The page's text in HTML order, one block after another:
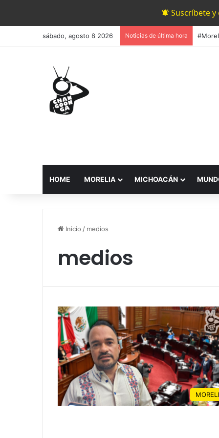
Suscríbete
sábado, agosto 8 2026 Noticias de última hora
HOME MORELIA MICHOACÁN
Inicio / medios
medios